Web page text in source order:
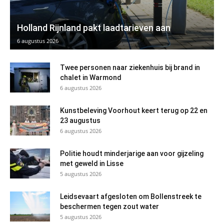
Holland Rijnland pakt laadtarieven aan
6 augustus 2026
Twee personen naar ziekenhuis bij brand in
chalet in Warmond
6 augustus 2026
Kunstbeleving Voorhout keert terug op 22 en
23 augustus
6 augustus 2026
Politie houdt minderjarige aan voor gijzeling
met geweld in Lisse
5 augustus 2026
Leidsevaart afgesloten om Bollenstreek te
beschermen tegen zout water
5 augustus 2026